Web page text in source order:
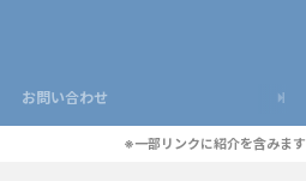
お問い合わせ
※一部リンクに紹介を含みます